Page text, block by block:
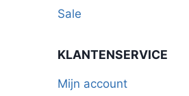
Sale
KLANTENSERVICE
Mijn account